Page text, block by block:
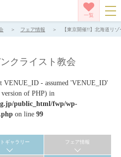
一覧
フェア情報 【東京開催!!】北海道リ
クライスト教会
VENUE_ID - assumed 'VENUE_ID'
of PHP) in
public_html/fwp/wp-
on line 99
ギャラリー フェア情報